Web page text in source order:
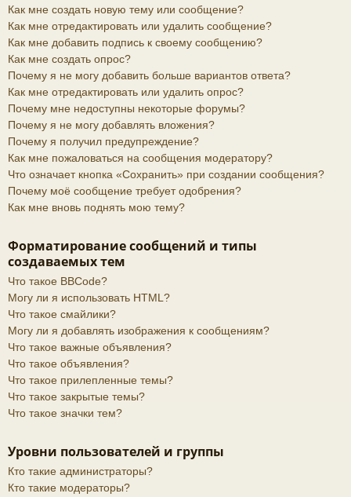
Как мне создать новую тему или сообщение?
Как мне отредактировать или удалить сообщение?
Как мне добавить подпись к своему сообщению?
Как мне создать опрос?
Почему я не могу добавить больше вариантов ответа?
Как мне отредактировать или удалить опрос?
Почему мне недоступны некоторые форумы?
Почему я не могу добавлять вложения?
Почему я получил предупреждение?
Как мне пожаловаться на сообщения модератору?
Что означает кнопка «Сохранить» при создании сообщения?
Почему моё сообщение требует одобрения?
Как мне вновь поднять мою тему?
Форматирование сообщений и типы
создаваемых тем
Что такое BBCode?
Могу ли я использовать HTML?
Что такое смайлики?
Могу ли я добавлять изображения к сообщениям?
Что такое важные объявления?
Что такое объявления?
Что такое прилепленные темы?
Что такое закрытые темы?
Что такое значки тем?
Уровни пользователей и группы
Кто такие администраторы?
Кто такие модераторы?